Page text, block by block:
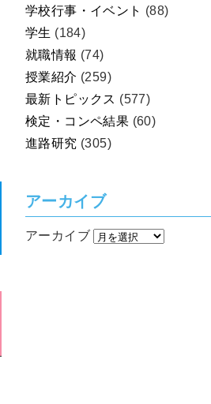
学校行事・イベント (88)
学生 (184)
就職情報 (74)
授業紹介 (259)
最新トピックス (577)
検定・コンペ結果 (60)
進路研究 (305)
アーカイブ
アーカイブ